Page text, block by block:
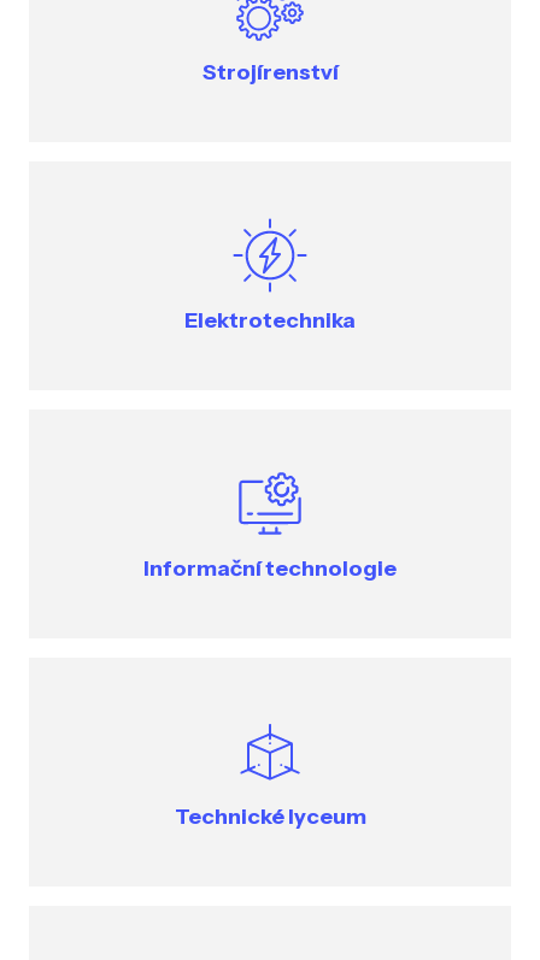
Strojírenství
Elektrotechnika
Informační technologie
Technické lyceum